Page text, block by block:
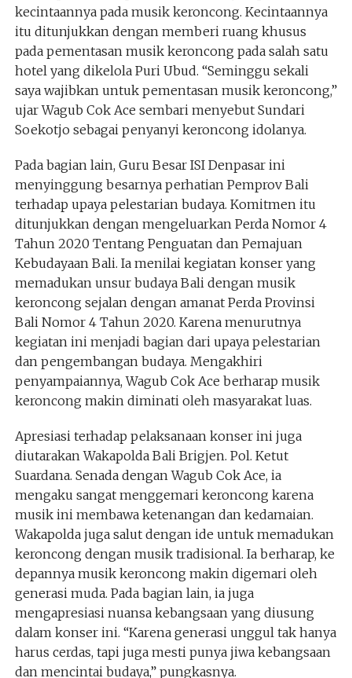
kecintaannya pada musik keroncong. Kecintaannya
itu ditunjukkan dengan memberi ruang khusus
pada pementasan musik keroncong pada salah satu
hotel yang dikelola Puri Ubud. “Seminggu sekali
saya wajibkan untuk pementasan musik keroncong,”
ujar Wagub Cok Ace sembari menyebut Sundari
Soekotjo sebagai penyanyi keroncong idolanya.
Pada bagian lain, Guru Besar ISI Denpasar ini
menyinggung besarnya perhatian Pemprov Bali
terhadap upaya pelestarian budaya. Komitmen itu
ditunjukkan dengan mengeluarkan Perda Nomor 4
Tahun 2020 Tentang Penguatan dan Pemajuan
Kebudayaan Bali. Ia menilai kegiatan konser yang
memadukan unsur budaya Bali dengan musik
keroncong sejalan dengan amanat Perda Provinsi
Bali Nomor 4 Tahun 2020. Karena menurutnya
kegiatan ini menjadi bagian dari upaya pelestarian
dan pengembangan budaya. Mengakhiri
penyampaiannya, Wagub Cok Ace berharap musik
keroncong makin diminati oleh masyarakat luas.
Apresiasi terhadap pelaksanaan konser ini juga
diutarakan Wakapolda Bali Brigjen. Pol. Ketut
Suardana. Senada dengan Wagub Cok Ace, ia
mengaku sangat menggemari keroncong karena
musik ini membawa ketenangan dan kedamaian.
Wakapolda juga salut dengan ide untuk memadukan
keroncong dengan musik tradisional. Ia berharap, ke
depannya musik keroncong makin digemari oleh
generasi muda. Pada bagian lain, ia juga
mengapresiasi nuansa kebangsaan yang diusung
dalam konser ini. “Karena generasi unggul tak hanya
harus cerdas, tapi juga mesti punya jiwa kebangsaan
dan mencintai budaya,” pungkasnya.